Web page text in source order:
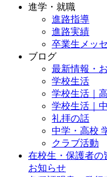
進学・就職
進路指導
進路実績
卒業生メッ
ブログ
最新情報・
学校生活
学校生活｜
学校生活｜
礼拝の話
中学・高校
クラブ活動
在校生・保護者の
お知らせ